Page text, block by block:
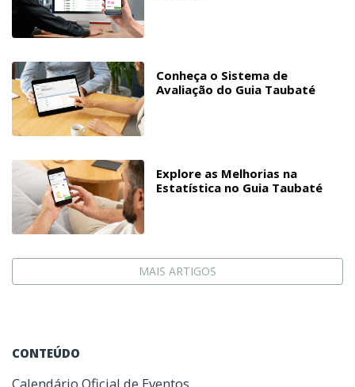
Conheça o Sistema de
Avaliação do Guia Taubaté
Explore as Melhorias na
Estatística no Guia Taubaté
MAIS ARTIGOS
CONTEÚDO